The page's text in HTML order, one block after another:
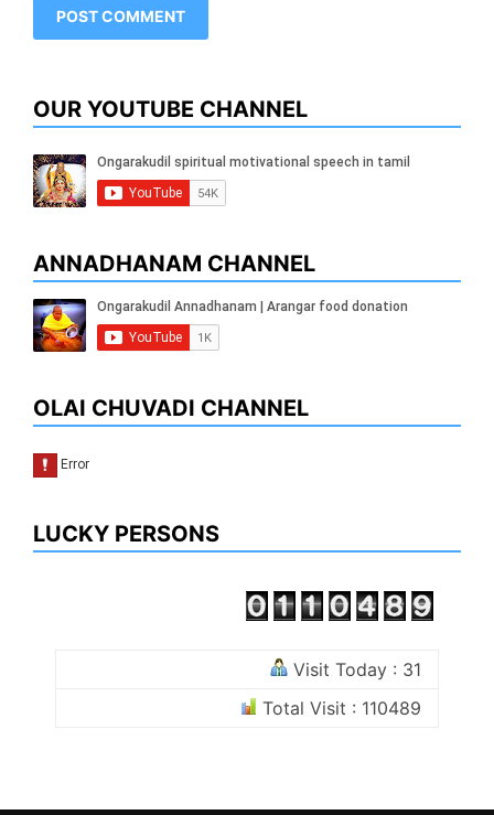
OUR YOUTUBE CHANNEL
ANNADHANAM CHANNEL
OLAI CHUVADI CHANNEL
LUCKY PERSONS
Visit Today : 31
Total Visit : 110489